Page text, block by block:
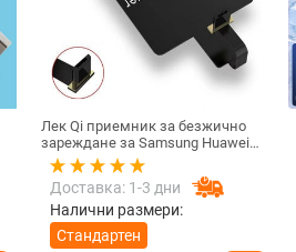
Лек Qi приемник за безжично
зареждане за Samsung Huawei
Xiaomi Универсален Micro USB
Type C Бърз адаптер за
безжично зареждане
Доставка: 1-3 дни
Налични размери:
Стандартен